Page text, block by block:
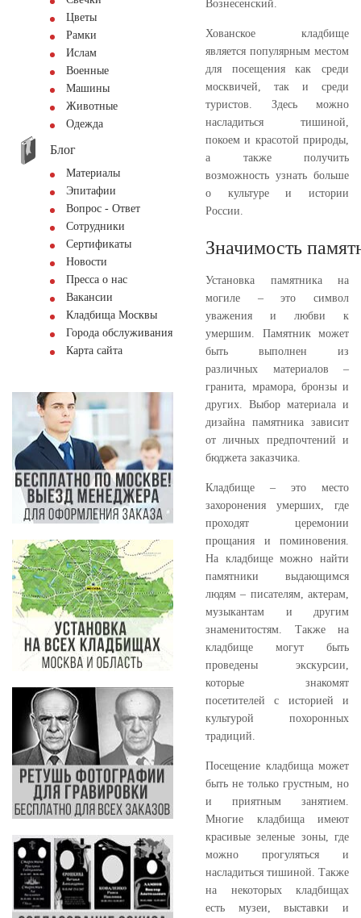
Цветы
Рамки
Ислам
Военные
Машины
Животные
Одежда
Блог
Материалы
Эпитафии
Вопрос - Ответ
Сотрудники
Сертификаты
Новости
Пресса о нас
Вакансии
Кладбища Москвы
Города обслуживания
Карта сайта
Вознесенский.
Хованское кладбище
является популярным местом
для посещения как среди
москвичей, так и среди
туристов. Здесь можно
насладиться тишиной,
покоем и красотой природы,
а также получить
возможность узнать больше
о культуре и истории
России.
Значимость
Установка памятника на
могиле – это символ
уважения и любви к
умершим. Памятник может
быть выполнен из
различных материалов –
гранита, мрамора, бронзы и
других. Выбор материала и
дизайна памятника зависит
от личных предпочтений и
бюджета заказчика.
Кладбище – это место
захоронения умерших, где
проходят церемонии
прощания и поминовения.
На кладбище можно найти
памятники выдающимся
людям – писателям, актерам,
музыкантам и другим
знаменитостям. Также на
кладбище могут быть
проведены экскурсии,
которые знакомят
посетителей с историей и
культурой похоронных
традиций.
Посещение кладбища может
быть не только грустным, но
и приятным занятием.
Многие кладбища имеют
красивые зеленые зоны, где
можно прогуляться и
насладиться тишиной. Также
на некоторых кладбищах
есть музеи, выставки и